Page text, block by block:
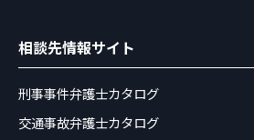
相談先情報サイト
刑事事件弁護士カタログ
交通事故弁護士カタログ